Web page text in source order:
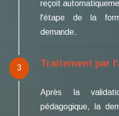
reçoit
l'étape de la
demande.
3 Traitement par
Après la
pédagogique, la